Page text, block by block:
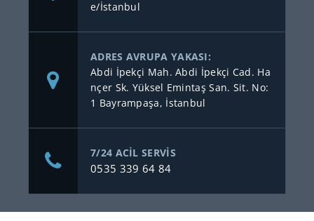
e/İstanbul
ADRES AVRUPA YAKASI:
Abdi İpekçi Mah. Abdi İpekçi Cad. Ha
nçer Sk. Yüksel Emintaş San. Sit. No:
1 Bayrampaşa, İstanbul
7/24 ACİL SERVİS
0535 339 64 84